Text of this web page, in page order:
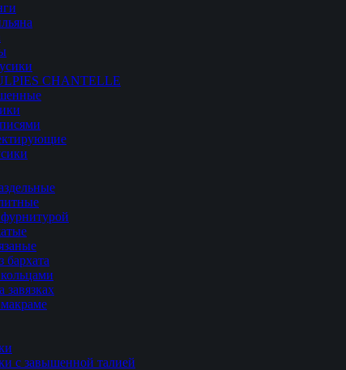
CHANTELLE
бархата
завязках
с завышенной талией